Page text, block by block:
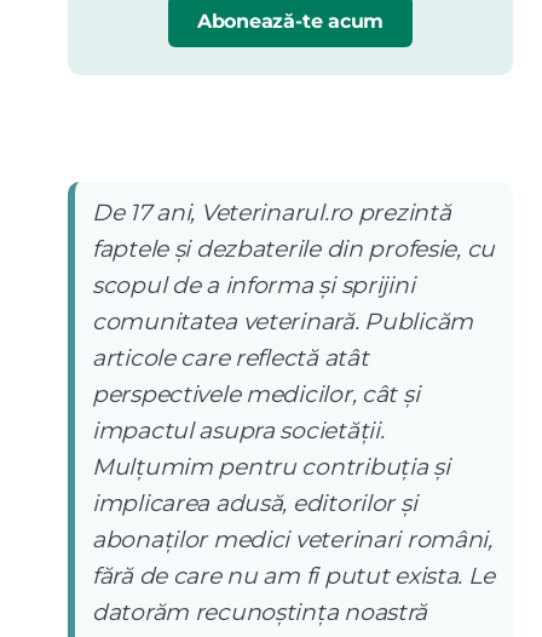
Abonează-te acum
De 17 ani, Veterinarul.ro prezintă
faptele și dezbaterile din profesie, cu
scopul de a informa și sprijini
comunitatea veterinară. Publicăm
articole care reflectă atât
perspectivele medicilor, cât și
impactul asupra societății.
Mulțumim pentru contribuția și
implicarea adusă, editorilor și
abonaților medici veterinari români,
fără de care nu am fi putut exista. Le
datorăm recunoștința noastră